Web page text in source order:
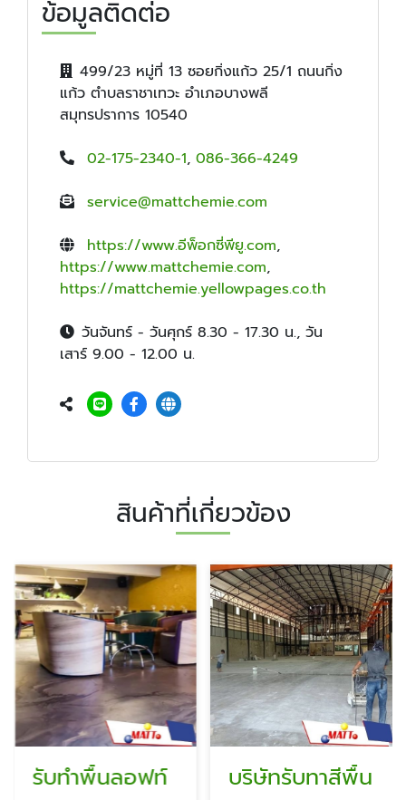
ข้อมูลติดต่อ
499/23 หมู่ที่ 13 ซอยกิ่งแก้ว 25/1 ถนนกิ่ง
แก้ว ตำบลราชาเทวะ อำเภอบางพลี
สมุทรปราการ 10540
02-175-2340-1, 086-366-4249
service@mattchemie.com
https://www.อีพ็อกซี่พียู.com,
https://www.mattchemie.com,
https://mattchemie.yellowpages.co.th
วันจันทร์ - วันศุกร์ 8.30 - 17.30 น., วัน
เสาร์ 9.00 - 12.00 น.
สินค้าที่เกี่ยวข้อง
รับทำพื้นลอฟท์ บริษัทรับทาสีพื้น